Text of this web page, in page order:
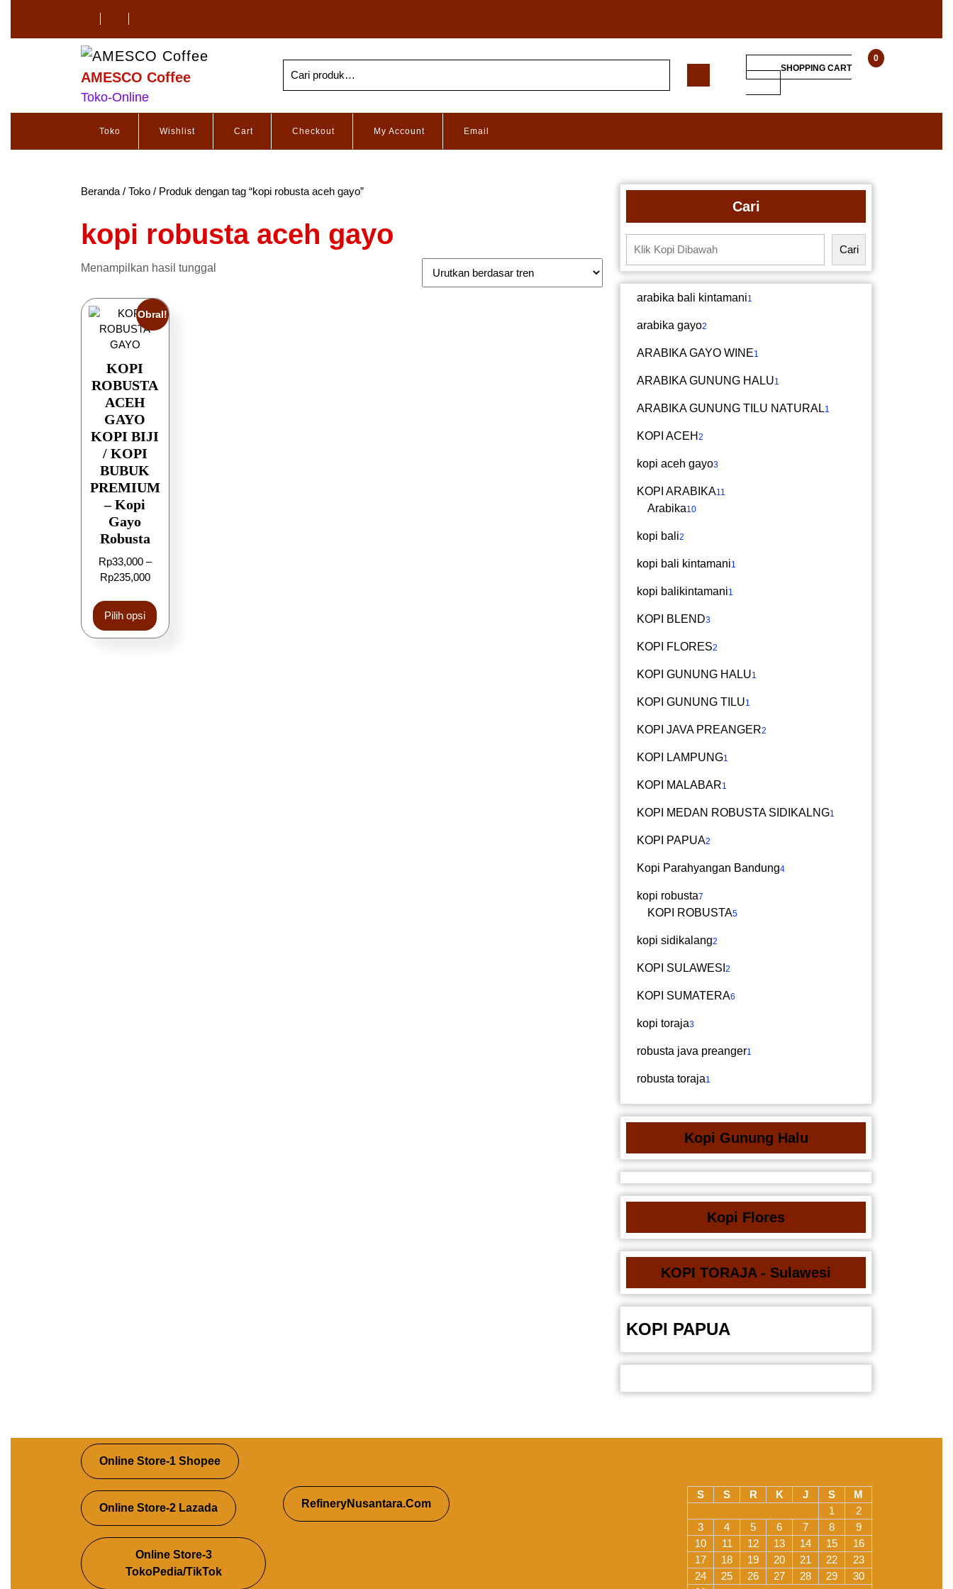
AMESCO Coffee
Toko-Online
0
SHOPPING CART
Toko Wishlist Cart Checkout My Account Email
Beranda / Toko / Produk dengan tag “kopi robusta aceh gayo”
kopi robusta aceh gayo
Menampilkan hasil tunggal
Obral!
KOPI
ROBUSTA
ACEH
GAYO
KOPI BIJI
/ KOPI
BUBUK
PREMIUM
– Kopi
Gayo
Robusta
Rp33,000 –
Rp235,000
Pilih opsi
Cari
Cari
arabika bali kintamani1
arabika gayo2
ARABIKA GAYO WINE1
ARABIKA GUNUNG HALU1
ARABIKA GUNUNG TILU NATURAL1
KOPI ACEH 2
kopi aceh gayo3
KOPI ARABIKA11
Arabika10
kopi bali2
kopi bali kintamani1
kopi balikintamani1
KOPI BLEND3
KOPI FLORES2
KOPI GUNUNG HALU1
KOPI GUNUNG TILU1
KOPI JAVA PREANGER2
KOPI LAMPUNG1
KOPI MALABAR1
KOPI MEDAN ROBUSTA SIDIKALNG1
KOPI PAPUA2
Kopi Parahyangan Bandung4
kopi robusta7
KOPI ROBUSTA5
kopi sidikalang2
KOPI SULAWESI 2
KOPI SUMATERA6
kopi toraja3
robusta java preanger1
robusta toraja1
Kopi Gunung Halu
Kopi Flores
KOPI TORAJA - Sulawesi
KOPI PAPUA
Online Store-1 Shopee
Online Store-2 Lazada
Online Store-3
TokoPedia/TikTok
RefineryNusantara.Com
S S R K J S
M
1
2
3
4 5 6 7 8
9
10
11 12 13 14 15
16
17
18 19 20 21 22
23
24
25 26 27 28 29
30